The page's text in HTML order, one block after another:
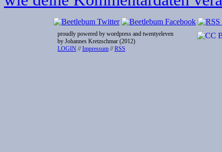
proudly powered by wordpress and twentyeleven
by Johannes Kretzschmar (2012)
LOGIN //Impressum //RSS